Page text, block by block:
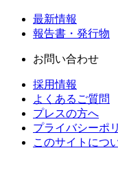
最新情報
報告書・発行物
お問い合わせ
採用情報
よくあるご質問
プレスの方へ
プライバシーポ
このサイトにつ